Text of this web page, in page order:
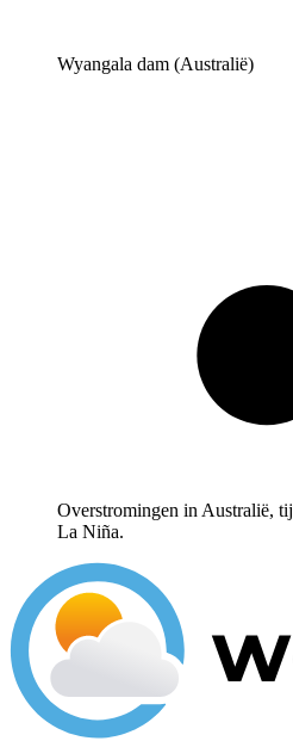
Wyangala dam (Australië)
Overstromingen in Australië,
La Niña.